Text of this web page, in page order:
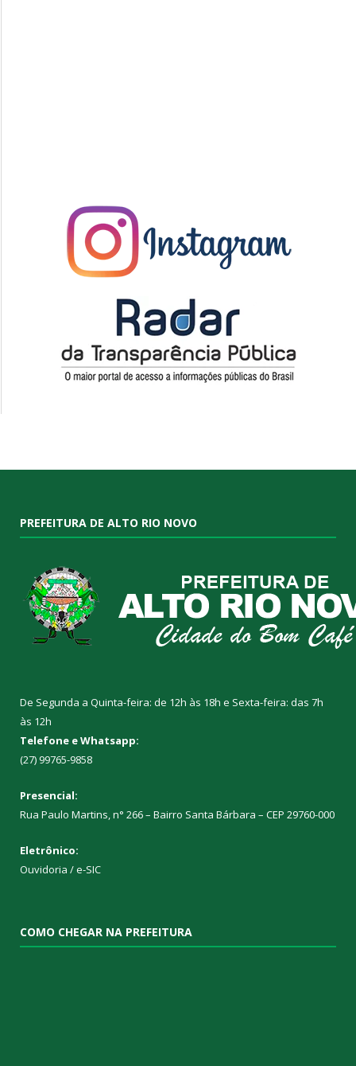
PREFEITURA DE ALTO RIO NOVO
De Segunda a Quinta-feira: de 12h às 18h e Sexta-feira: das 7h
às 12h
Telefone e Whatsapp:
(27) 99765-9858
Presencial:
Rua Paulo Martins, n° 266 – Bairro Santa Bárbara – CEP 29760-000
Eletrônico:
Ouvidoria /e-SIC
COMO CHEGAR NA PREFEITURA